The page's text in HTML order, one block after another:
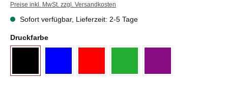
Preise inkl. MwSt. zzgl. Versandkosten
Sofort verfügbar, Lieferzeit: 2-5 Tage
Druckfarbe